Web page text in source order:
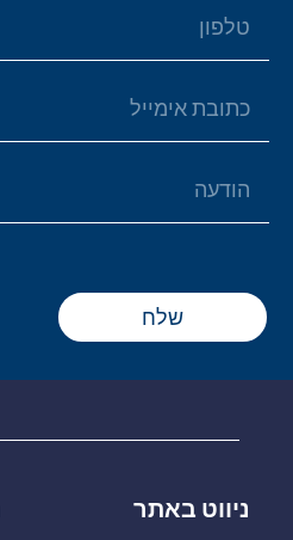
שלח
ניווט באתר